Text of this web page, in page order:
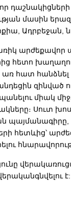
դաշնակիցների
մասին
Ադրբեջան,
արժեքավոր
հետո
առ հատ
զինված
միակ
Սուտ
պայմանագիրը,
հետևից՝
է: